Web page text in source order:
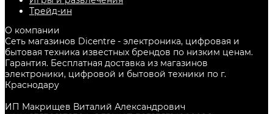
Трейд-ин
О компании
Сеть магазинов Dicentre - электроника, цифровая и
бытовая техника известных брендов по низким ценам.
Гарантия. Бесплатная доставка из магазинов
электроники, цифровой и бытовой техники по г.
Краснодару
ИП Макрищев Виталий Александрович